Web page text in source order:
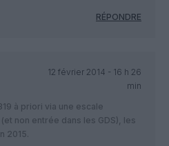
RÉPONDRE
12 février 2014 - 16 h 26
min
à priori via une escale
non entrée dans les GDS), les
2015.